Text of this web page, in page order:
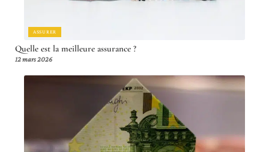
ASSURER
Quelle est la meilleure assurance ?
12 mars 2026